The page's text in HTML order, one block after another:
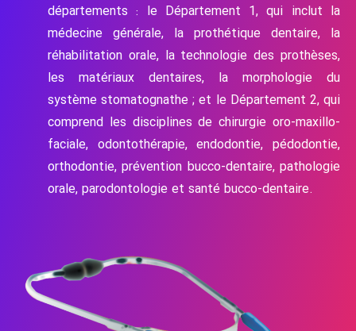
départements : le Département 1, qui inclut la
médecine générale, la prothétique dentaire, la
réhabilitation orale, la technologie des prothèses,
les matériaux dentaires, la morphologie du
système stomatognathe ; et le Département 2, qui
comprend les disciplines de chirurgie oro-maxillo-
faciale, odontothérapie, endodontie, pédodontie,
orthodontie, prévention bucco-dentaire, pathologie
orale, parodontologie et santé bucco-dentaire.